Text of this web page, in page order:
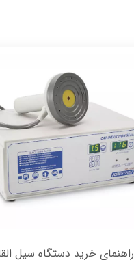
راهنمای خرید دستگاه سیل